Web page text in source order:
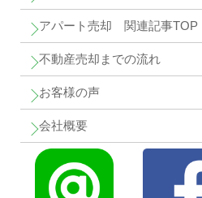
アパート売却 関連記事TOP
不動産売却までの流れ
お客様の声
会社概要